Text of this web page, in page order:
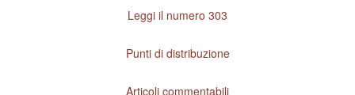
Leggi il numero 303
Punti di distribuzione
Articoli commentabili